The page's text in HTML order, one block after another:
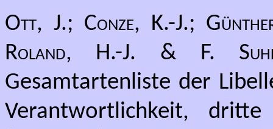
Ott, J.; Conze, K.-J.;
Roland, H.-J. & F.
Gesamtartenliste der
Verantwortlichkeit,